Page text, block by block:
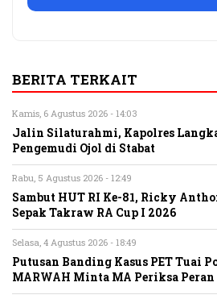
BERITA TERKAIT
Kamis, 6 Agustus 2026 - 14:03
Jalin Silaturahmi, Kapolres
Pengemudi Ojol di Stabat
Rabu, 5 Agustus 2026 - 12:49
Sambut HUT RI Ke-81, Ricky
Sepak Takraw RA Cup I 2026
Selasa, 4 Agustus 2026 - 18:49
Putusan Banding Kasus PET Tuai
MARWAH Minta MA Periksa